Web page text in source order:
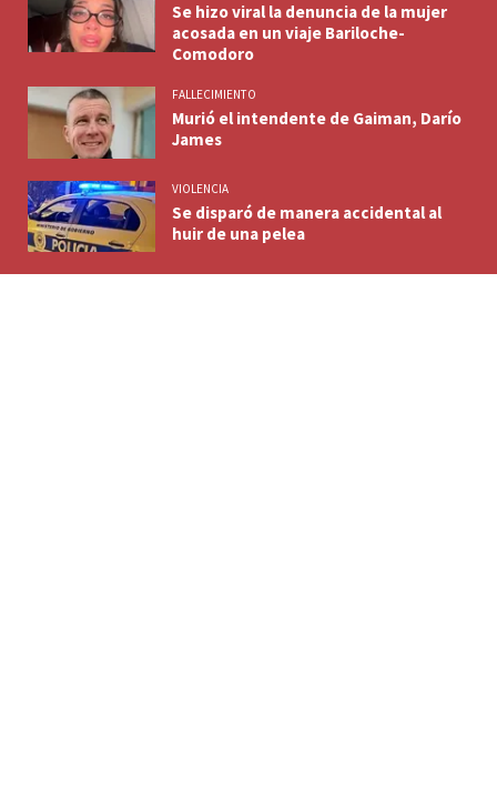
Se hizo viral la denuncia de la mujer
acosada en un viaje Bariloche-
Comodoro
FALLECIMIENTO
Murió el intendente de Gaiman, Darío
James
VIOLENCIA
Se disparó de manera accidental al
huir de una pelea